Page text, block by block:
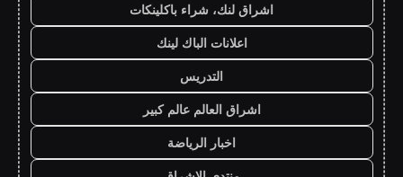
اشراق لنك، شراء باكلينكات
اعلانات الباك لينك
التدريس
اشراق العالم عالم كبير
اخبار الرياضة